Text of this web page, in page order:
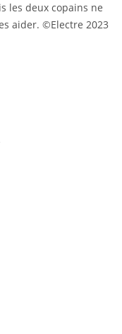
les deux copains ne
aider. ©Electre 2023